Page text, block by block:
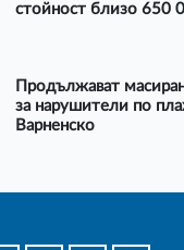
стойност близо 650
Продължават
за нарушители по
Варненско